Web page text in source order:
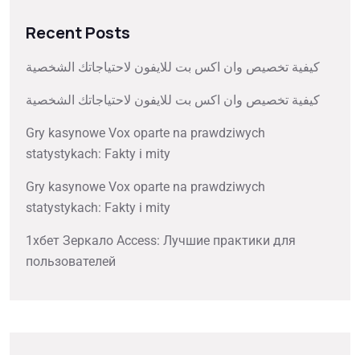
Recent Posts
كيفية تخصيص وان اكس بت للايفون لاحتياجاتك الشخصية
كيفية تخصيص وان اكس بت للايفون لاحتياجاتك الشخصية
Gry kasynowe Vox oparte na prawdziwych
statystykach: Fakty i mity
Gry kasynowe Vox oparte na prawdziwych
statystykach: Fakty i mity
1хбет Зеркало Access: Лучшие практики для
пользователей